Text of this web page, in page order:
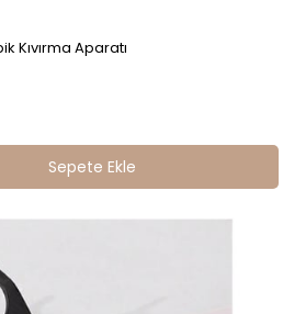
Kıvırma Aparatı
Sepete Ekle